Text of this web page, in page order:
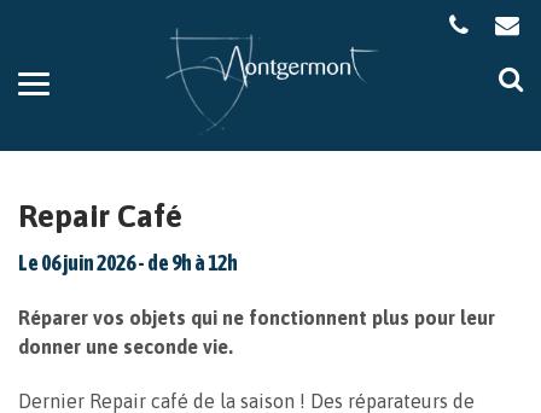
Aller
la
Repair Café
Le06juin2026- de 9h à 12h
Réparer vos objets qui ne fonctionnent plus pour leur
donner une seconde vie.
Dernier Repair café de la saison ! Des réparateurs de